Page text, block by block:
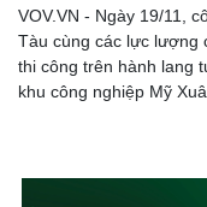
VOV.VN - Ngày 19/11,
Tàu cùng các lực lượng
thi công trên hành lang
khu công nghiệp Mỹ